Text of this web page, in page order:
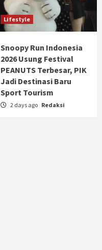
Lifestyle
Snoopy Run Indonesia
2026 Usung Festival
PEANUTS Terbesar, PIK
Jadi Destinasi Baru
Sport Tourism
2 days ago Redaksi